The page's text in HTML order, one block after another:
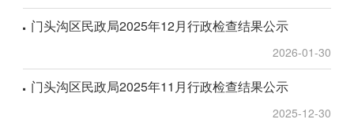
门头沟区民政局2025年12月行政检查结果公示
2026-01-30
门头沟区民政局2025年11月行政检查结果公示
2025-12-30